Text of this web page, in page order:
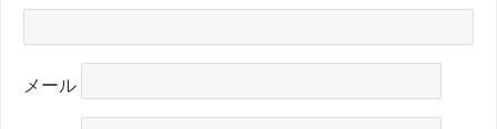
メール